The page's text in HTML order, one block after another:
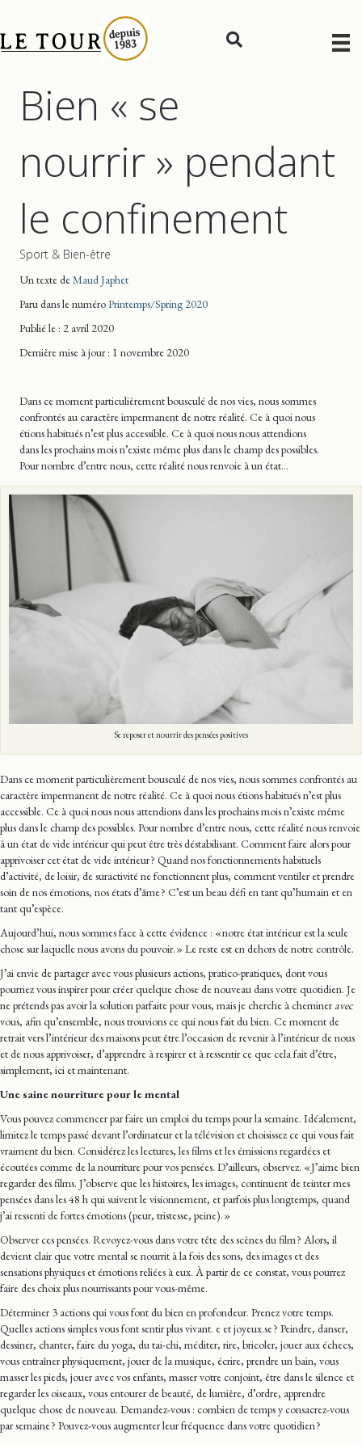
Bien « se
nourrir » pendant
le confinement
Sport & Bien-être
Un texte deMaud Japhet
Paru dans le numéroPrintemps/Spring 2020
Publié le : 2 avril 2020
Dernière mise à jour: 1 novembre 2020
Dans ce moment particulièrement bousculé de nos vies, nous sommes
confrontés au caractère impermanent de notre réalité. Ce à quoi nous
étions habitués n’est plus accessible. Ce à quoi nous nous attendions
dans les prochains mois n’existe même plus dans le champ des possibles.
Pour nombre d’entre nous, cette réalité nous renvoie à un état…
Se reposer et nourrir des pensées positives
Dans ce moment particulièrement bousculé de nos vies, nous sommes confrontés au
caractère impermanent de notre réalité. Ce à quoi nous étions habitués n’est plus
accessible. Ce à quoi nous nous attendions dans les prochains mois n’existe même
plus dans le champ des possibles. Pour nombre d’entre nous, cette réalité nous renvoie
à un état de vide intérieur qui peut être très déstabilisant. Comment faire alors pour
apprivoiser cet état de vide intérieur ? Quand nos fonctionnements habituels
d’activité, de loisir, de suractivité ne fonctionnent plus, comment ventiler et prendre
soin de nos émotions, nos états d’âme ? C’est un beau défi en tant qu’humain et en
tant qu’espèce.
Aujourd’hui, nous sommes face à cette évidence : « notre état intérieur est la seule
chose sur laquelle nous avons du pouvoir. » Le reste est en dehors de notre contrôle.
J’ai envie de partager avec vous plusieurs actions, pratico-pratiques, dont vous
pourriez vous inspirer pour créer quelque chose de nouveau dans votre quotidien. Je
ne prétends pas avoir la solution parfaite pour vous, mais je cherche à chemineravec
vous, afin qu’ensemble, nous trouvions ce qui nous fait du bien. Ce moment de
retrait vers l’intérieur des maisons peut être l’occasion de revenir à l’intérieur de nous
et de nous apprivoiser, d’apprendre à respirer et à ressentir ce que cela fait d’être,
simplement, ici et maintenant.
Une saine nourriture pour le mental
Vous pouvez commencer par faire un emploi du temps pour la semaine. Idéalement,
limitez le temps passé devant l’ordinateur et la télévision et choisissez ce qui vous fait
vraiment du bien. Considérez les lectures, les films et les émissions regardées et
écoutées comme de la nourriture pour vos pensées. D’ailleurs, observez. « J’aime bien
regarder des films. J’observe que les histoires, les images, continuent de teinter mes
pensées dans les 48 h qui suivent le visionnement, et parfois plus longtemps, quand
j’ai ressenti de fortes émotions (peur, tristesse, peine). »
Observer ces pensées. Revoyez-vous dans votre tête des scènes du film ? Alors, il
devient clair que votre mental se nourrit à la fois des sons, des images et des
sensations physiques et émotions reliées à eux. À partir de ce constat, vous pourrez
faire des choix plus nourrissants pour vous-même.
Déterminer 3 actions qui vous font du bien en profondeur. Prenez votre temps.
Quelles actions simples vous font sentir plus vivant. e et joyeux.se ? Peindre, danser,
dessiner, chanter, faire du yoga, du tai-chi, méditer, rire, bricoler, jouer aux échecs,
vous entraîner physiquement, jouer de la musique, écrire, prendre un bain, vous
masser les pieds, jouer avec vos enfants, masser votre conjoint, être dans le silence et
regarder les oiseaux, vous entourer de beauté, de lumière, d’ordre, apprendre
quelque chose de nouveau. Demandez-vous : combien de temps y consacrez-vous
par semaine ? Pouvez-vous augmenter leur fréquence dans votre quotidien ?